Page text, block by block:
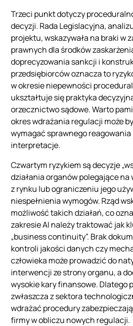
Trzeci punkt dotyczy
decyzji. Rada Legislacyjna,
projektu, wskazywała na braki w
prawnych dla środków
doprecyzowania sankcji i
przedsiębiorców oznacza to
w okresie niepewności
ukształtuje się praktyka
orzecznictwo sądowe. Warto
okres wdrażania regulacji może
wymagać sprawnego
interpretacje.
Czwartym ryzykiem są decyzje
działania organów polegające
z rynku lub ograniczeniu jego
niespełnienia wymogów. Rząd
możliwość takich działań, co
zakresie AI należy traktować jak
„business continuity”. Brak
kontroli jakości danych czy
człowieka może prowadzić do
interwencji ze strony organu, a
wysokie kary finansowe. Dlatego
zwłaszcza z sektora
wdrażać procedury
firmy w obliczu nowych regulacji.